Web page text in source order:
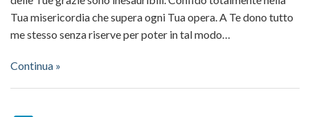
Tua misericordia che supera ogni Tua opera. A Te dono tutto
me stesso senza riserve per poter in tal modo…
Continua »